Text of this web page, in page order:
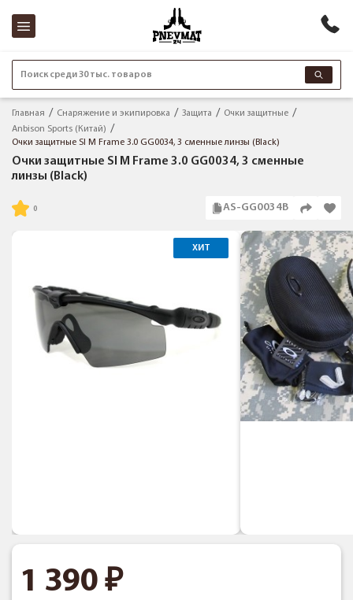
Поиск среди 30 тыс. товаров
Главная Снаряжение и экипировка Защита
Очки защитные
Anbison Sports (Китай)
Очки защитные SI M Frame 3.0 GG0034, 3 сменные линзы (Black)
Очки защитные SI M Frame 3.0 GG0034, 3 сменные
линзы (Black)
AS-GG0034B
ХИТ
1 390